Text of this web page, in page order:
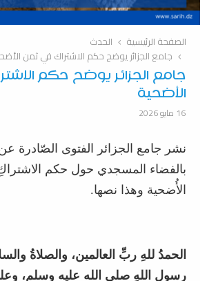
الصفحة الرئيسية
الحدث
جامع الجزائر يوضح حكم الاشتراك في ثمن
جامع الجزائر يوضح حكم
الأضحية
16 مايو 2026
نشر جامع الجزائر الفتوى الصّادرة
بالفضاء المسجدي حول حكم
الأُضحية وهذا نصها.
الحمدُ للهِ ربِّ العالمين، والصلاةُ
رسولِ اللهِ صلى الله عليه وسلم،